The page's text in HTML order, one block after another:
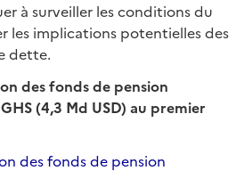
à surveiller les conditions du
les implications potentielles des
dette.
des fonds de pension
(4,3 Md USD) au premier
des fonds de pension